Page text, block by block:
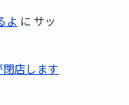
よ に サッ
店します